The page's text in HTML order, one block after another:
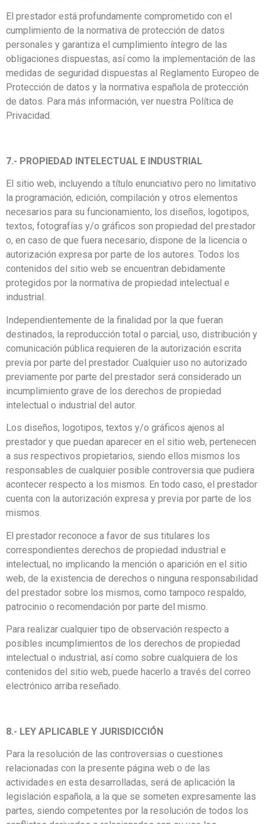
El prestador está profundamente comprometido con el
cumplimiento de la normativa de protección de datos
personales y garantiza el cumplimiento íntegro de las
obligaciones dispuestas, así como la implementación de las
medidas de seguridad dispuestas al Reglamento Europeo de
Protección de datos y la normativa española de protección
de datos. Para más información, ver nuestra Política de
Privacidad.
7.- PROPIEDAD INTELECTUAL E INDUSTRIAL
El sitio web, incluyendo a título enunciativo pero no limitativo
la programación, edición, compilación y otros elementos
necesarios para su funcionamiento, los diseños, logotipos,
textos, fotografías y/o gráficos son propiedad del prestador
o, en caso de que fuera necesario, dispone de la licencia o
autorización expresa por parte de los autores. Todos los
contenidos del sitio web se encuentran debidamente
protegidos por la normativa de propiedad intelectual e
industrial.
Independientemente de la finalidad por la que fueran
destinados, la reproducción total o parcial, uso, distribución y
comunicación pública requieren de la autorización escrita
previa por parte del prestador. Cualquier uso no autorizado
previamente por parte del prestador será considerado un
incumplimiento grave de los derechos de propiedad
intelectual o industrial del autor.
Los diseños, logotipos, textos y/o gráficos ajenos al
prestador y que puedan aparecer en el sitio web, pertenecen
a sus respectivos propietarios, siendo ellos mismos los
responsables de cualquier posible controversia que pudiera
acontecer respecto a los mismos. En todo caso, el prestador
cuenta con la autorización expresa y previa por parte de los
mismos.
El prestador reconoce a favor de sus titulares los
correspondientes derechos de propiedad industrial e
intelectual, no implicando la mención o aparición en el sitio
web, de la existencia de derechos o ninguna responsabilidad
del prestador sobre los mismos, como tampoco respaldo,
patrocinio o recomendación por parte del mismo.
Para realizar cualquier tipo de observación respecto a
posibles incumplimientos de los derechos de propiedad
intelectual o industrial, así como sobre cualquiera de los
contenidos del sitio web, puede hacerlo a través del correo
electrónico arriba reseñado.
8.- LEY APLICABLE Y JURISDICCIÓN
Para la resolución de las controversias o cuestiones
relacionadas con la presente página web o de las
actividades en esta desarrolladas, será de aplicación la
legislación española, a la que se someten expresamente las
partes, siendo competentes por la resolución de todos los